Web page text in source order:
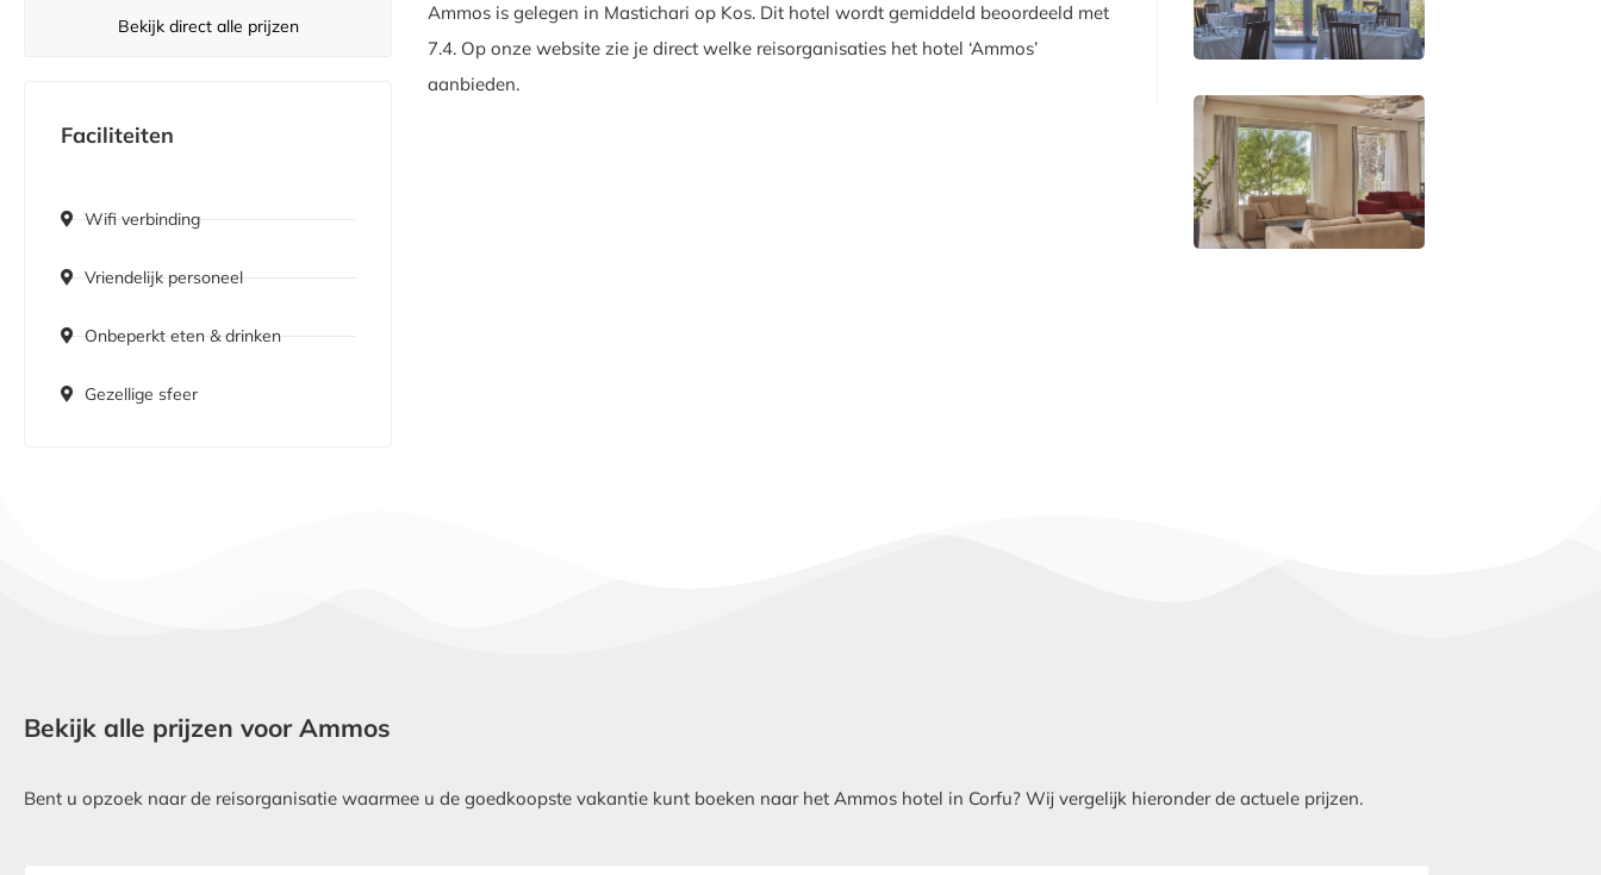
Bekijk direct alle prijzen
Faciliteiten
Wifi verbinding
Vriendelijk personeel
Onbeperkt eten & drinken
Gezellige sfeer
Ammos is gelegen in Mastichari op Kos. Dit hotel wordt gemiddeld beoordeeld met
7.4. Op onze website zie je direct welke reisorganisaties het hotel ‘Ammos’
aanbieden.
Bekijk alle prijzen voor Ammos
Bent u opzoek naar de reisorganisatie waarmee u de goedkoopste vakantie kunt boeken naar het Ammos hotel in Corfu? Wij vergelijk hieronder de actuele prijzen.